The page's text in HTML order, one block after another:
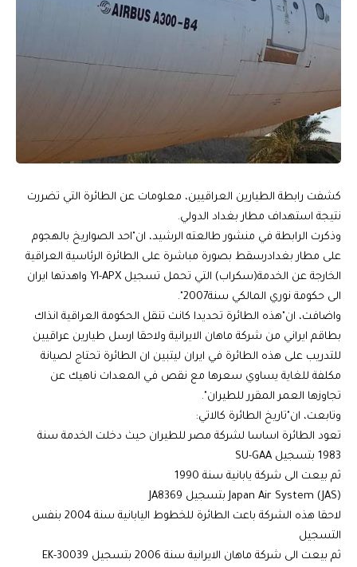
كشفت رابطة الطيارين العراقيين، معلومات عن الطائرة التي تضررت
نتيجة استهداف مطار بغداد الدولي.
وذكرت الرابطة في منشور طالعته الرشيد، ان"احد الصواريخ بالهجوم
على مطار بغدادرسقط بصورة مباشرة على الطائرة الرئاسية العراقية
الخارجة عن الخدمة(سكراب) التي تحمل تسجيل YI-APX واهدتها ايران
الى حكومة نوري المالكي سنة2007".
واضافت، ان"هذه الطائرة تحديدا كانت تنقل الحكومة العراقية انذاك
بطاقم ايراني من شركة ماهان الايرانية ولاحقا ارسل طيارين عراقيين
للتدريب على هذه الطائرة في ايران ليتبين ان الطائرة تحتاج لصيانة
مكلفة للغاية يساوي سعرها مع نقص في المعدات ناهيك عن
تجاوزها العمر المقرر للطيران".
وتابعت، ان"تاريخ الطائرة كالاتي:
تعود الطائرة اساسا لشركة مصر للطيران حيث دخلت الخدمة سنة
1983 بتسجيل SU-GAA
ثم بيعت الى شركة يابانية سنة 1990
Japan Air System (JAS) بتسجيل JA8369
لاحقا هذه الشركة باعت الطائرة للخطوط اليابانية سنة 2004 بنفس
التسجيل
ثم بيعت الى شركة ماهان الايرانية سنة 2006 بتسجيل EK-30039